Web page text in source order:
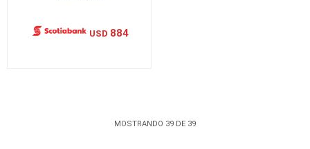
USD 884
MOSTRANDO 39 DE 39